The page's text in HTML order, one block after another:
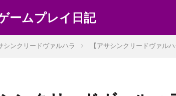
ームプレイ日記
シンクリードヴァルハラ 【アサシンクリードヴァル